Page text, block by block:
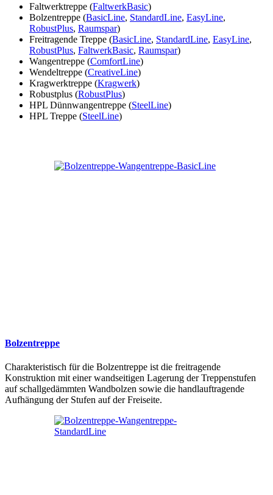
Faltwerktreppe (FaltwerkBasic)
Bolzentreppe (BasicLine, StandardLine, EasyLine,
RobustPlus, Raumspar)
Freitragende Treppe (BasicLine, StandardLine, EasyLine,
RobustPlus, FaltwerkBasic, Raumspar)
Wangentreppe (ComfortLine)
Wendeltreppe (CreativeLine)
Kragwerktreppe (Kragwerk)
Robustplus (RobustPlus)
HPL Dünnwangentreppe (SteelLine)
HPL Treppe (SteelLine)
Bolzentreppe
Charakteristisch für die Bolzentreppe ist die freitragende
Konstruktion mit einer wandseitigen Lagerung der Treppenstufen
auf schallgedämmten Wandbolzen sowie die handlauftragende
Aufhängung der Stufen auf der Freiseite.